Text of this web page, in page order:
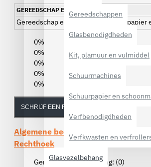
Gereedschappen
Glasbenodigdheden
Kit, plamuur en vulmiddel
Schuurmachines
Schuurpapier en
Verfbenodigdheden
Verfkwasten en
Glasvezelbehang
GEREEDSCHAP EN MATERIALEN
Gereedschap en materialen
0%
0%
0%
0%
0%
SCHRIJF EEN REVIEW
Algemene beoordelingen van de
Rechthoek
Gemiddelde beoordeling: (0)